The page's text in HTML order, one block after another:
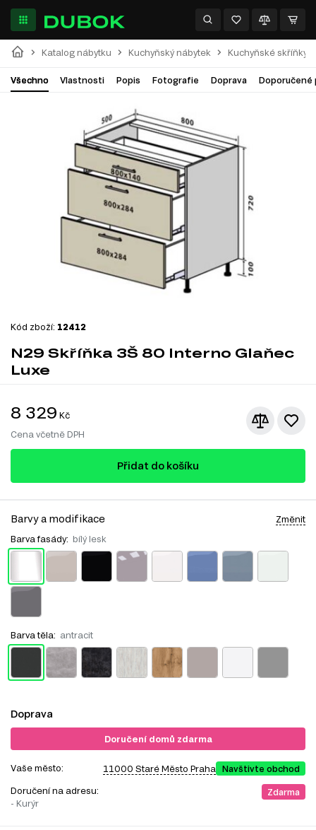
Katalog nábytku Kuchyňský nábytek Kuchyňské skříňky
Všechno Vlastnosti Popis Fotografie Doprava Doporučené
Kód zboží: 12412
N29 Skříňka 3Š 80 Interno Glaňec
Luxe
8 329 Kč
Cena včetně DPH
Přidat do košíku
Barvy a modifikace Změnit
Barva fasády: bílý lesk
Barva těla: antracit
Doprava
Doručení domů zdarma
Vaše město: 11000 Staré Město Praha Navštivte obchod
Doručení na adresu:
- Kurýr
Zdarma